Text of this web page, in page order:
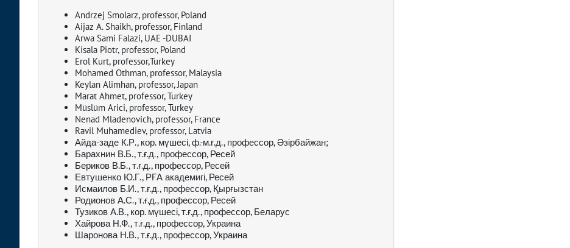
Andrzej Smolarz, professor, Poland
Aijaz A. Shaikh, professor, Finland
Arwa Sami Falazi, UAE -DUBAI
Kisala Piotr, professor, Poland
Erol Kurt, professor,Turkey
Mohamed Othman, professor, Malaysia
Keylan Alimhan, professor, Japan
Marat Ahmet, professor, Turkey
Müslüm Arici, professor, Turkey
Nenad Mladenovich, professor, France
Ravil Muhamediev, professor, Latvia
Айда-заде К.Р., кор. мүшесі, ф.-м.ғ.д., профессор, Әзірбайжан;
Барахнин В.Б., т.ғ.д., профессор, Ресей
Бериков В.Б., т.ғ.д., профессор, Ресей
Евтушенко Ю.Г., РҒА академигі, Ресей
Исмаилов Б.И., т.ғ.д., профессор, Қырғызстан
Родионов А.С., т.ғ.д., профессор, Ресей
Тузиков А.В., кор. мүшесі, т.ғ.д., профессор, Беларус
Хайрова Н.Ф., т.ғ.д., профессор, Украина
Шаронова Н.В., т.ғ.д., профессор, Украина